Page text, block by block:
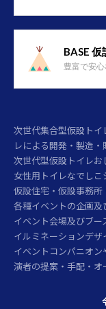
BASE
豊富で安
次世代集合型仮設ト
レによる開発・製造・
次世代型仮設トイレ
女性用トイレなでし
仮設住宅・仮設事務
各種イベントの企画及
イベント会場及びブー
イルミネーションデ
イベントコンパニオ
演者の提案・手配・